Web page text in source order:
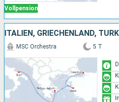
Vollpension
ITALIEN, GRIECHENLAND,
MSC Orchestra 5 T